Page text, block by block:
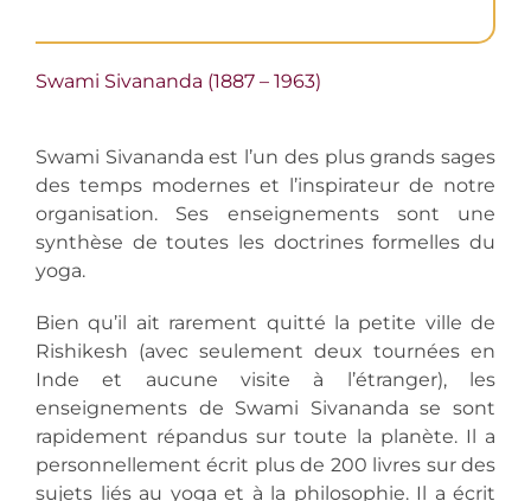
Swami Sivananda (1887 – 1963)
Swami Sivananda est l’un des plus grands sages
des temps modernes et l’inspirateur de notre
organisation. Ses enseignements sont une
synthèse de toutes les doctrines formelles du
yoga.
Bien qu’il ait rarement quitté la petite ville de
Rishikesh (avec seulement deux tournées en
Inde et aucune visite à l’étranger), les
enseignements de Swami Sivananda se sont
rapidement répandus sur toute la planète. Il a
personnellement écrit plus de 200 livres sur des
sujets liés au yoga et à la philosophie. Il a écrit